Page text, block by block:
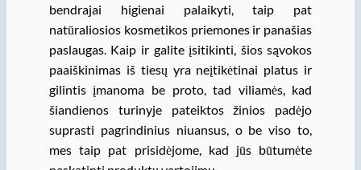
bendrajai higienai palaikyti, taip pat
natūraliosios kosmetikos priemones ir panašias
paslaugas. Kaip ir galite įsitikinti, šios sąvokos
paaiškinimas iš tiesų yra neįtikėtinai platus ir
gilintis įmanoma be proto, tad viliamės, kad
šiandienos turinyje pateiktos žinios padėjo
suprasti pagrindinius niuansus, o be viso to,
mes taip pat prisidėjome, kad jūs būtumėte